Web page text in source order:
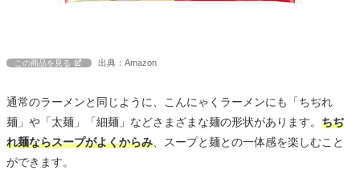
この商品を見る 出典：Amazon
通常のラーメンと同じように、こんにゃくラーメンにも「ちぢれ
麺」や「太麺」「細麺」などさまざまな麺の形状があります。 ちぢ
れ麺ならスープがよくからみ、スープと麺との一体感を楽しむこと
ができます。